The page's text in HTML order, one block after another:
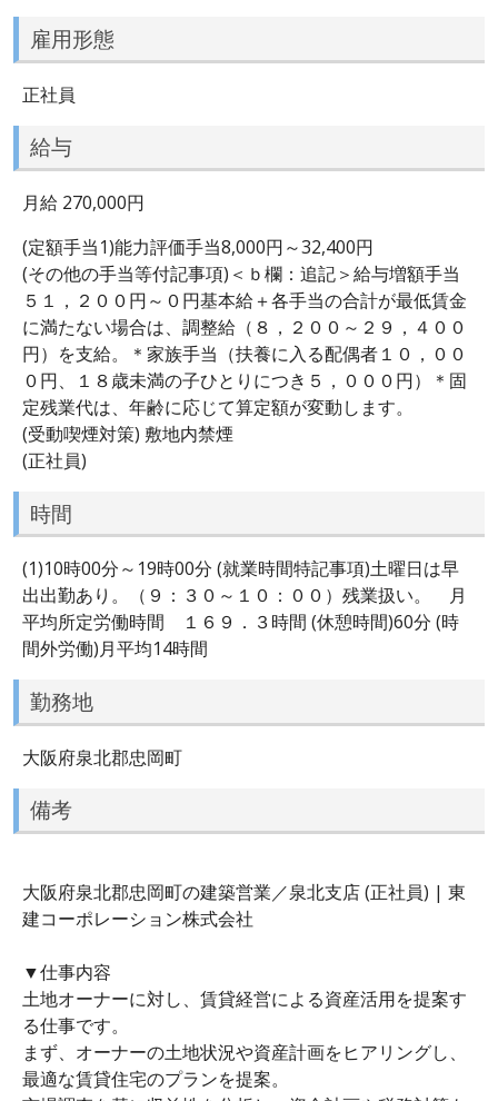
雇用形態
正社員
給与
月給 270,000円
(定額手当1)能力評価手当8,000円～32,400円
(その他の手当等付記事項)＜ｂ欄：追記＞給与増額手当
５１，２００円～０円基本給＋各手当の合計が最低賃金
に満たない場合は、調整給（８，２００～２９，４００
円）を支給。＊家族手当（扶養に入る配偶者１０，００
０円、１８歳未満の子ひとりにつき５，０００円）＊固
定残業代は、年齢に応じて算定額が変動します。
(受動喫煙対策) 敷地内禁煙
(正社員)
時間
(1)10時00分～19時00分 (就業時間特記事項)土曜日は早
出出勤あり。（９：３０～１０：００）残業扱い。 月
平均所定労働時間 １６９．３時間 (休憩時間)60分 (時
間外労働)月平均14時間
勤務地
大阪府泉北郡忠岡町
備考
大阪府泉北郡忠岡町の建築営業／泉北支店 (正社員) | 東
建コーポレーション株式会社
▼仕事内容
土地オーナーに対し、賃貸経営による資産活用を提案す
る仕事です。
まず、オーナーの土地状況や資産計画をヒアリングし、
最適な賃貸住宅のプランを提案。